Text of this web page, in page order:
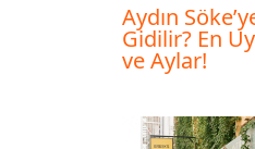
Aydın
Gidilir? En
ve Aylar!